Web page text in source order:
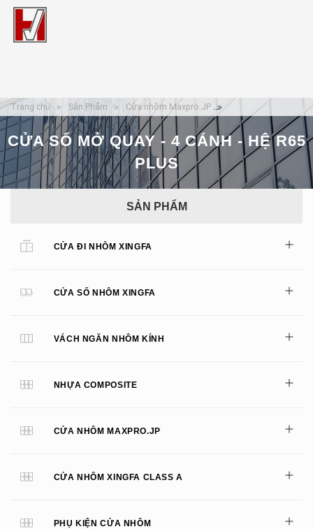
CỬA SỔ MỞ QUAY - 4 CÁNH - HỆ R65
PLUS
Trang chủ Sản Phẩm Cửa nhôm Maxpro.JP Cửa sổ mở quay - 4
SẢN PHẨM
CỬA ĐI NHÔM XINGFA
CỬA SỔ NHÔM XINGFA
VÁCH NGĂN NHÔM KÍNH
NHỰA COMPOSITE
CỬA NHÔM MAXPRO.JP
CỬA NHÔM XINGFA CLASS A
PHỤ KIỆN CỬA NHÔM